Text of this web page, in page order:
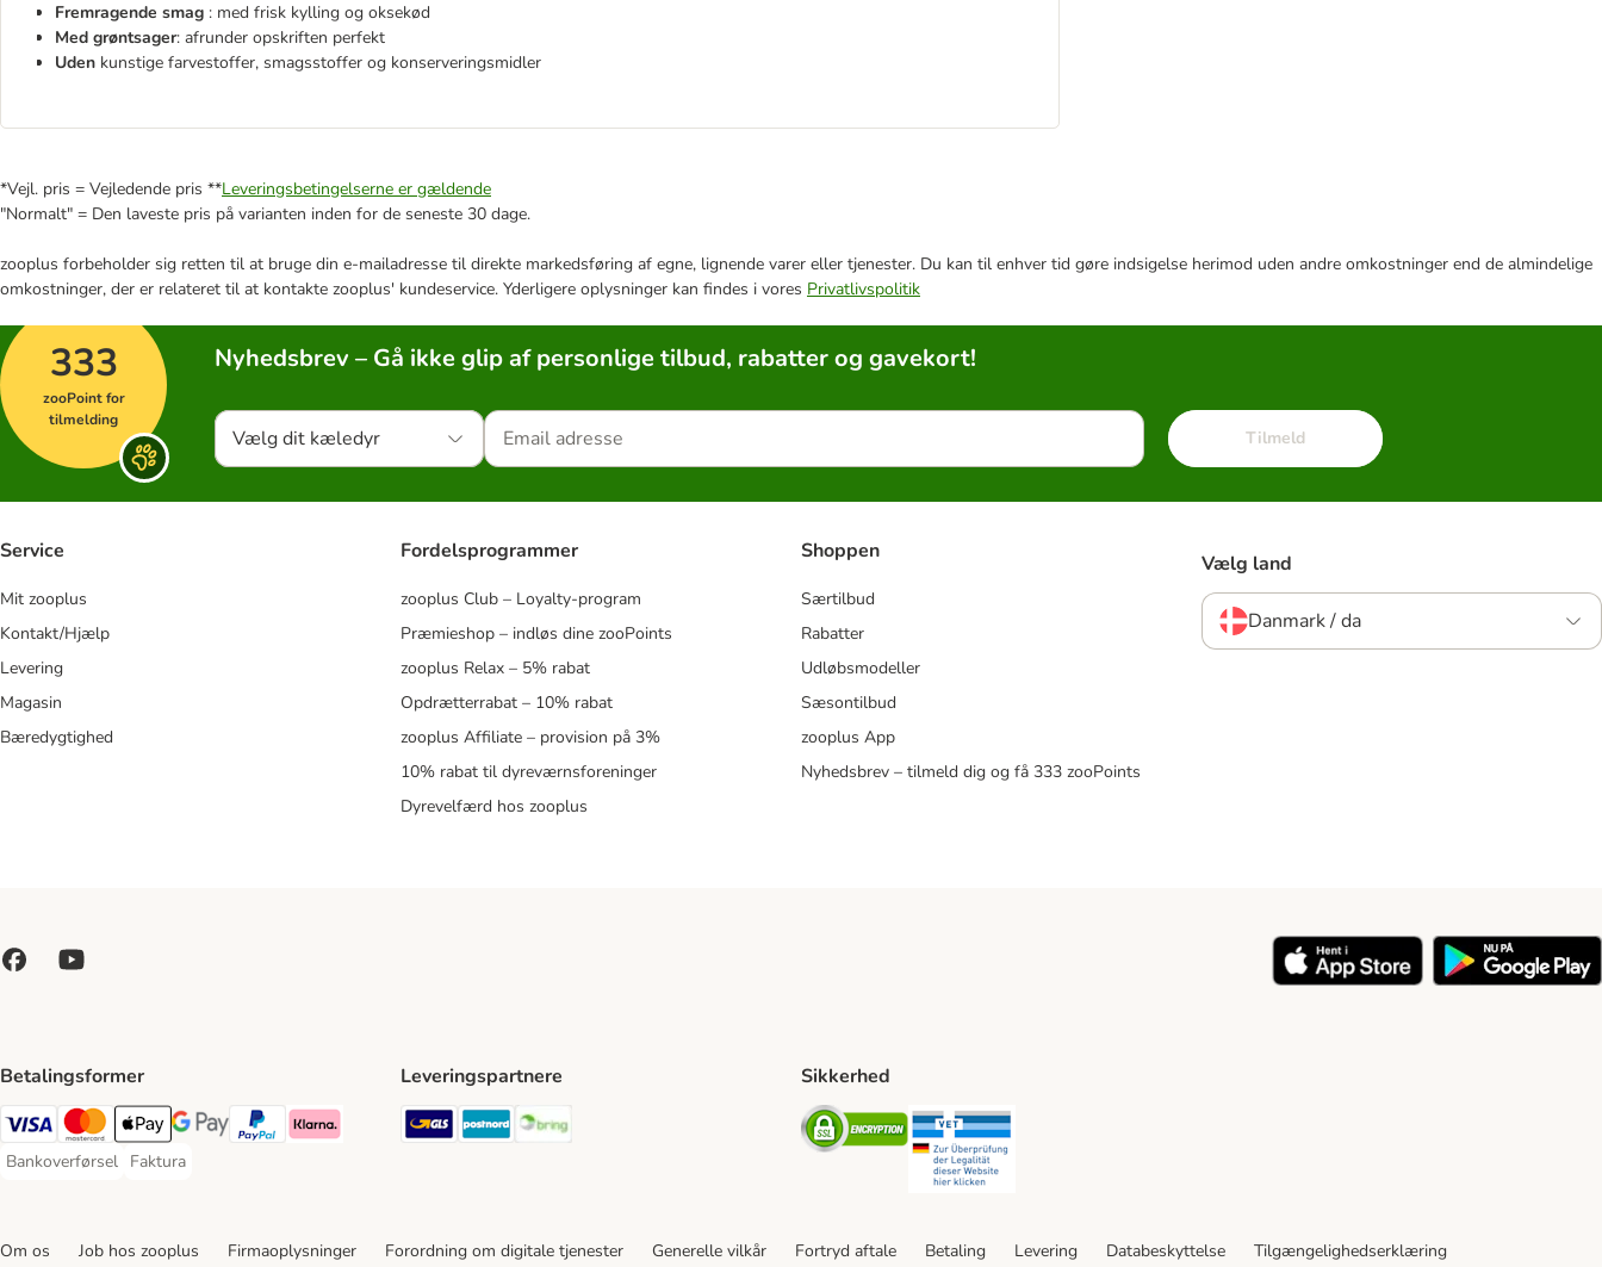
Fremragende smag : med frisk kylling og oksekød
Med grøntsager: afrunder opskriften perfekt
Uden kunstige farvestoffer, smagsstoffer og konserveringsmidler
*Vejl. pris = Vejledende pris **Leveringsbetingelserne er gældende
"Normalt" = Den laveste pris på varianten inden for de seneste 30 dage.
zooplus forbeholder sig retten til at bruge din e-mailadresse til direkte markedsføring af egne, lignende varer eller tjenester. Du kan til enhver tid gøre indsigelse herimod uden andre omkostninger end de almindelige
omkostninger, der er relateret til at kontakte zooplus' kundeservice. Yderligere oplysninger kan findes i vores Privatlivspolitik
333
zooPoint for
tilmelding
Nyhedsbrev – Gå ikke glip af personlige tilbud, rabatter og gavekort!
Vælg dit kæledyr Tilmeld
Service
Mit zooplus
Kontakt/Hjælp
Levering
Magasin
Bæredygtighed
Fordelsprogrammer
zooplus Club – Loyalty-program
Præmieshop – indløs dine zooPoints
zooplus Relax – 5% rabat
Opdrætterrabat – 10% rabat
zooplus Affiliate – provision på 3%
10% rabat til dyreværnsforeninger
Dyrevelfærd hos zooplus
Shoppen
Særtilbud
Rabatter
Udløbsmodeller
Sæsontilbud
zooplus App
Nyhedsbrev – tilmeld dig og få 333 zooPoints
Vælg land
Danmark / da
Betalingsformer
VISA Payment Method
Mastercard Payment Method
Apply pay Payment Method
Google Pay Payment Method
paypal Payment Method
Klarna Payment Method
Bankoverførsel
Bankoverførsel Payment Method
Faktura
Faktura Payment Method
Leveringspartnere
GLS Shipping Method
Postnord Shipping Method
Sikkerhed
Security
Om os Job hos zooplus Firmaoplysninger Forordning om digitale tjenester Generelle vilkår Fortryd aftale Betaling Levering Databeskyttelse Tilgængelighedserklæring